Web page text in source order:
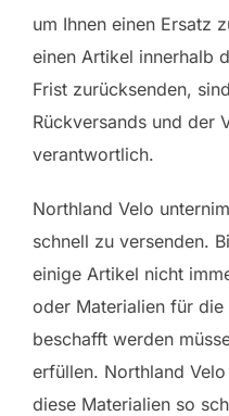
um Ihnen einen Ersatz
einen Artikel innerhalb
Frist zurücksenden,
Rückversands und der
verantwortlich.
Northland Velo
schnell zu versenden.
einige Artikel nicht
oder Materialien für
beschafft werden
erfüllen. Northland
diese Materialien so